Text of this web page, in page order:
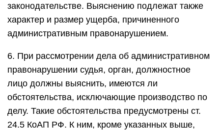
законодательстве. Выяснению подлежат также
характер и размер ущерба, причиненного
административным правонарушением.
6. При рассмотрении дела об административном
правонарушении судья, орган, должностное
лицо должны выяснить, имеются ли
обстоятельства, исключающие производство по
делу. Такие обстоятельства предусмотрены ст.
24.5 КоАП РФ. К ним, кроме указанных выше,